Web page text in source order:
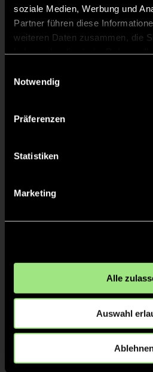
soziale Medien, Werbung und
Partner führen diese
weiteren Daten zusammen, die
Notwendig
Präferenzen
Statistiken
Marketing
Alle
Auswahl